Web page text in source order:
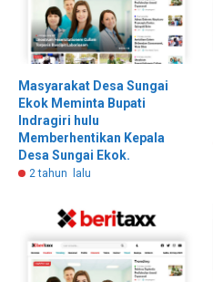
Masyarakat Desa Sungai
Ekok Meminta Bupati
Indragiri hulu
Memberhentikan Kepala
Desa Sungai Ekok.
2 tahun lalu